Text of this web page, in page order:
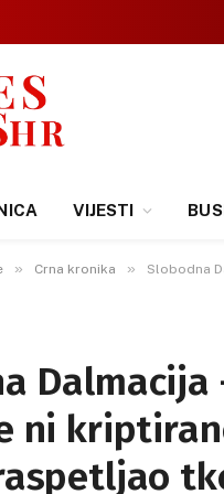
VIJESTI
» Crna kronika » Slobodna
ni